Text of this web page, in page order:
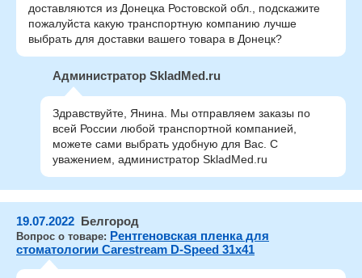
доставляются из Донецка Ростовской обл., подскажите
пожалуйста какую транспортную компанию лучше
выбрать для доставки вашего товара в Донецк?
Администратор SkladMed.ru
Здравствуйте, Янина. Мы отправляем заказы по
всей России любой транспортной компанией,
можете сами выбрать удобную для Вас. С
уважением, администратор SkladMed.ru
19.07.2022 Белгород
Вопрос о товаре: Рентгеновская пленка для
стоматологии Carestream D-Speed 31x41